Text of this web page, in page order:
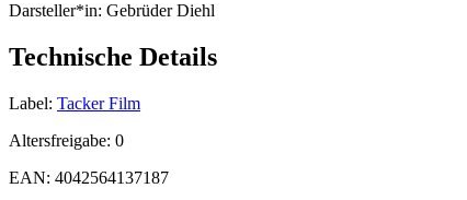
Darsteller*in: Gebrüder Diehl
Technische Details
Label: Tacker Film
Altersfreigabe: 0
EAN: 4042564137187